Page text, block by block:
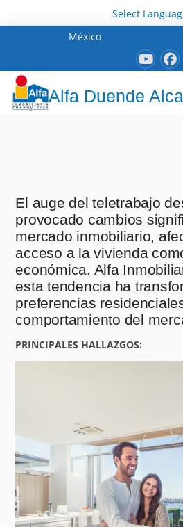
Select
México
Alfa Duende
El auge del teletrabajo
provocado cambios
mercado inmobiliario,
acceso a la vivienda
económica. Alfa
esta tendencia ha
preferencias
comportamiento del
PRINCIPALES HALLAZGOS: